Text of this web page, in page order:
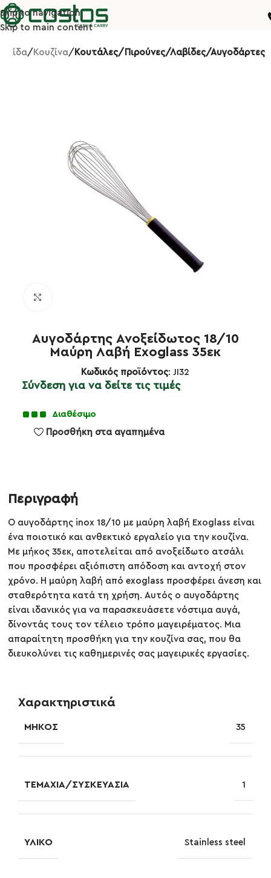
Skip to navigation
Skip to main content
Κουζίνα Κουτάλες/Πιρούνες/Λαβίδες/Αυγοδάρτες
Αυγοδάρτης Ανοξείδωτος 18/10
Μαύρη Λαβή Exoglass 35εκ
Κωδικός προϊόντος: JI32
Σύνδεση για να δείτε τις τιμές
Διαθέσιμο
Προσθήκη στα αγαπημένα
Περιγραφή
Ο αυγοδάρτης inox 18/10 με μαύρη λαβή Exoglass είναι
ένα ποιοτικό και ανθεκτικό εργαλείο για την κουζίνα.
Με μήκος 35εκ, αποτελείται από ανοξείδωτο ατσάλι
που προσφέρει αξιόπιστη απόδοση και αντοχή στον
χρόνο. Η μαύρη λαβή από exoglass προσφέρει άνεση και
σταθερότητα κατά τη χρήση. Αυτός ο αυγοδάρτης
είναι ιδανικός για να παρασκευάσετε νόστιμα αυγά,
δίνοντάς τους τον τέλειο τρόπο μαγειρέματος. Μια
απαραίτητη προσθήκη για την κουζίνα σας, που θα
διευκολύνει τις καθημερινές σας μαγειρικές εργασίες.
Χαρακτηριστικά
ΜΉΚΟΣ 35
ΤΕΜΆΧΙΑ/ΣΥΣΚΕΥΑΣΊΑ 1
ΥΛΙΚΌ Stainless steel